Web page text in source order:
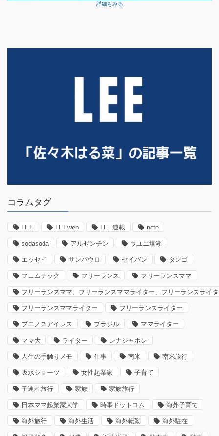
詳細をみる
コラムタグ
LEE LEEweb LEE連載 note
sodasoda アルゼンチン ウユニ塩湖
エッセイ サンパウロ セイバン タンゴ
フェムテック フリーランス フリーランスママ
フリーランスママ、フリーランスママライター、フリーランスライ
フリーランスママライター フリーランスライター
ブエノスアイレス ブラジル ママライター
ママ大 ライター レナジャポン
人生の手触りメモ 仕事 南米 南米旅行
吸水ショーツ 女性起業家 子育て
子連れ旅行 家族 家族旅行
日本ママ起業家大学 時事ドットコム 海外子育て
海外旅行 海外生活 海外転勤 海外駐在